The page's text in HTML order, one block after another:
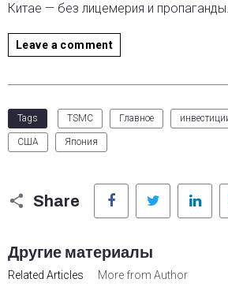
Китае — без лицемерия и пропаганды.
Leave a comment
Tags TSMC Главное
США Япония
Share
Facebook Twitter
Другие материалы
Related Articles More from Author